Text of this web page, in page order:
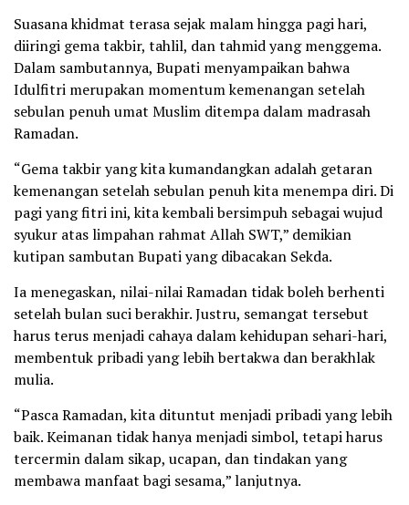
Suasana khidmat terasa sejak malam hingga pagi hari,
diiringi gema takbir, tahlil, dan tahmid yang menggema.
Dalam sambutannya, Bupati menyampaikan bahwa
Idulfitri merupakan momentum kemenangan setelah
sebulan penuh umat Muslim ditempa dalam madrasah
Ramadan.
“Gema takbir yang kita kumandangkan adalah getaran
kemenangan setelah sebulan penuh kita menempa diri. Di
pagi yang fitri ini, kita kembali bersimpuh sebagai wujud
syukur atas limpahan rahmat Allah SWT,” demikian
kutipan sambutan Bupati yang dibacakan Sekda.
Ia menegaskan, nilai-nilai Ramadan tidak boleh berhenti
setelah bulan suci berakhir. Justru, semangat tersebut
harus terus menjadi cahaya dalam kehidupan sehari-hari,
membentuk pribadi yang lebih bertakwa dan berakhlak
mulia.
“Pasca Ramadan, kita dituntut menjadi pribadi yang lebih
baik. Keimanan tidak hanya menjadi simbol, tetapi harus
tercermin dalam sikap, ucapan, dan tindakan yang
membawa manfaat bagi sesama,” lanjutnya.